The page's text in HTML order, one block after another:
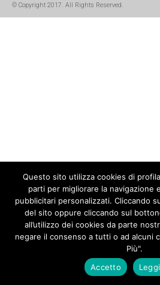
© Copyright 2017. All Rights Reserved.
Questo sito utilizza cookies di
parti per migliorare la navigazione
pubblicitari personalizzati. Cliccando
del sito oppure cliccando sul
all’utilizzo dei cookies da parte
negare il consenso a tutti o ad alcuni
Più".
Accetto